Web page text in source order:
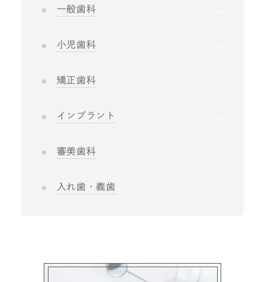
一般歯科
小児歯科
矯正歯科
インプラント
審美歯科
入れ歯・義歯